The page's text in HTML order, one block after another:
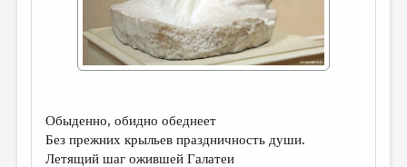
ПРОИЗВЕДЕНИЯ
ПЕРЕВОДЫ
ДЕТСКАЯ КОМНАТА
КНИЖНАЯ ПОЛКА
Обыденно, обидно обеднеет
Без прежних крыльев праздничность души.
Летящий шаг ожившей Галатеи